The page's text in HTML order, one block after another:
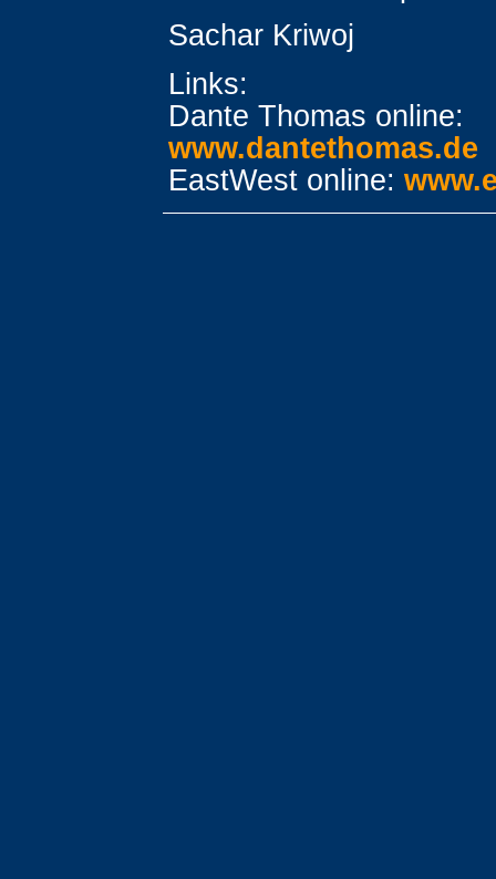
Sachar Kriwoj
Links:
Dante Thomas online:
www.dantethomas.de
EastWest online: